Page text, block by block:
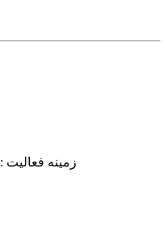
زمینه فعالیت :